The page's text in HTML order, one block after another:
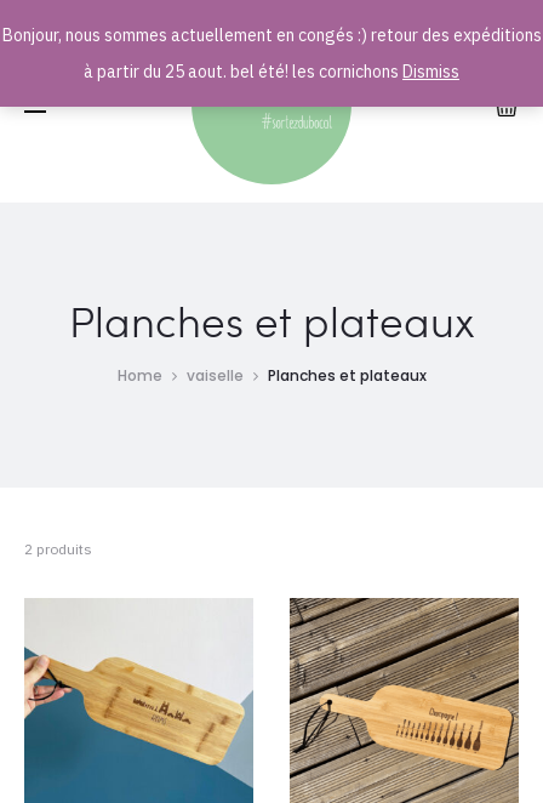
Planches et plateaux
Home vaiselle Planches et plateaux
2 produits
Bonjour, nous sommes actuellement en congés :) retour des expéditions
à partir du 25 aout. bel été! les cornichons Dismiss